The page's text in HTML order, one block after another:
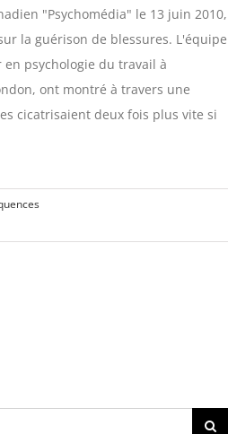
"Psychomédia" le 13 juin 2010,
la guérison de blessures. L'équipe
en psychologie du travail à
ont montré à travers une
cicatrisaient deux fois plus vite si